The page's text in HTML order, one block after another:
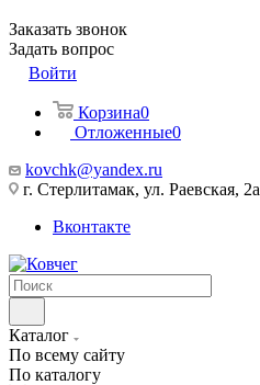
Заказать звонок
Задать вопрос
Войти
Корзина0
Отложенные0
kovchk@yandex.ru
г. Стерлитамак, ул. Раевская, 2а
Вконтакте
Каталог
По всему сайту
По каталогу